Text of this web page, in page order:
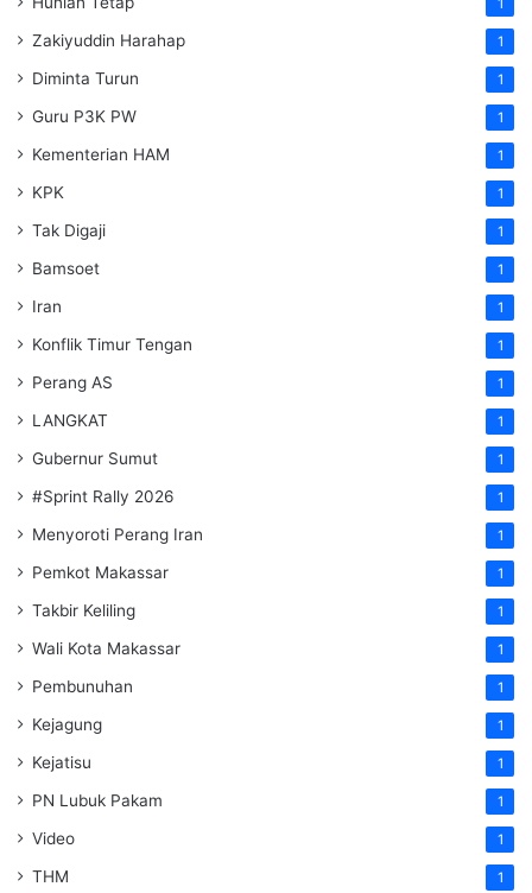
1
Zakiyuddin Harahap 1
Diminta Turun 1
Guru P3K PW 1
Kementerian HAM 1
KPK 1
Tak Digaji 1
Bamsoet 1
Iran 1
Konflik Timur Tengan 1
Perang AS 1
LANGKAT 1
Gubernur Sumut 1
#Sprint Rally 2026 1
Menyoroti Perang Iran 1
Pemkot Makassar 1
Takbir Keliling 1
Wali Kota Makassar 1
Pembunuhan 1
Kejagung 1
Kejatisu 1
PN Lubuk Pakam 1
Video 1
THM 1